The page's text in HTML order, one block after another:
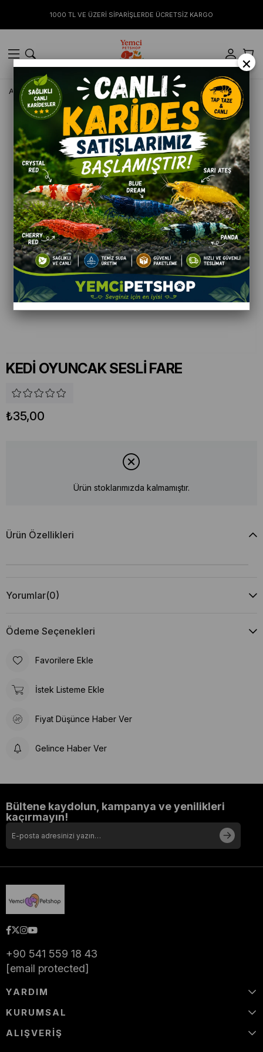
1000 TL VE ÜZERİ SİPARİŞLERDE ÜCRETSİZ KARGO
Anasayfa KEDİ Oyuncaklar KEDİ OYUNCAK SESLİ FARE
KEDİ OYUNCAK SESLİ FARE
₺35,00
Ürün stoklarımızda kalmamıştır.
Ürün Özellikleri
Yorumlar(0)
Ödeme Seçenekleri
Favorilere Ekle
İstek Listeme Ekle
Fiyat Düşünce Haber Ver
Gelince Haber Ver
Bültene kaydolun, kampanya ve yenilikleri
kaçırmayın!
+90 541 559 18 43
[email protected]
YARDIM
KURUMSAL
ALIŞVERİŞ
×